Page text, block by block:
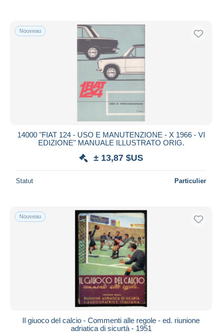
Appliquer
Nouveau
14000 "FIAT 124 - USO E MANUTENZIONE - X 1966 - VI
EDIZIONE" MANUALE ILLUSTRATO ORIG.
± 13,87 $US
Statut Particulier
Nouveau
Il giuoco del calcio - Commenti alle regole - ed. riunione
adriatica di sicurtà - 1951